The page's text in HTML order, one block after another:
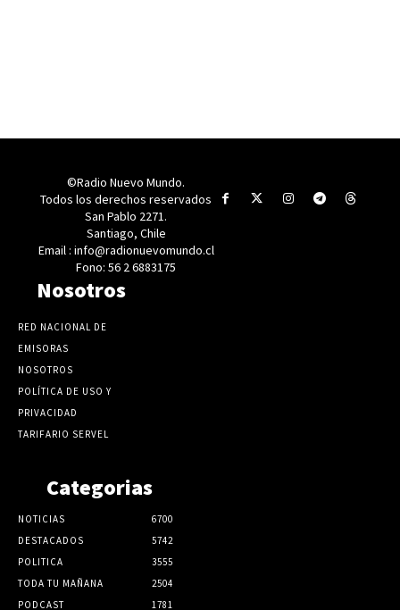
©Radio Nuevo Mundo.
Todos los derechos reservados
San Pablo 2271.
Santiago, Chile
Email : info@radionuevomundo.cl
Fono: 56 2 6883175
Nosotros
RED NACIONAL DE
EMISORAS
NOSOTROS
POLÍTICA DE USO Y
PRIVACIDAD
TARIFARIO SERVEL
Categorias
NOTICIAS
6700
DESTACADOS
5742
POLITICA
3555
TODA TU MAÑANA
2504
PODCAST
1781